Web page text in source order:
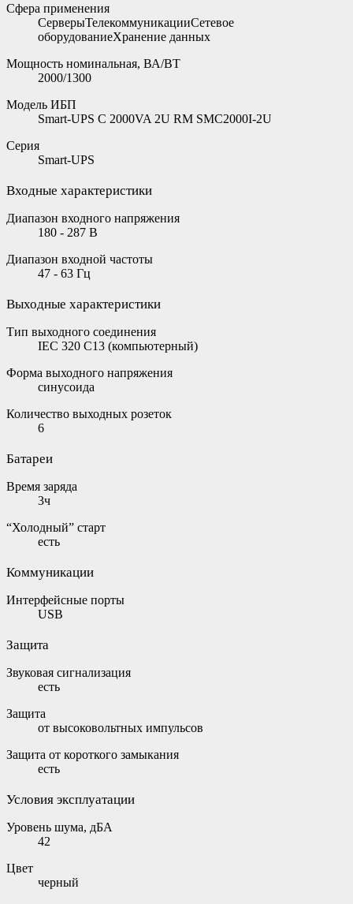
Сфера применения
СерверыТелекоммуникацииСетевое
оборудованиеХранение данных
Мощность номинальная, ВА/ВТ
2000/1300
Модель ИБП
Smart-UPS C 2000VA 2U RM SMC2000I-2U
Серия
Smart-UPS
Входные характеристики
Диапазон входного напряжения
180 - 287 В
Диапазон входной частоты
47 - 63 Гц
Выходные характеристики
Тип выходного соединения
IEC 320 C13 (компьютерный)
Форма выходного напряжения
синусоида
Количество выходных розеток
6
Батареи
Время заряда
3ч
“Холодный” старт
есть
Коммуникации
Интерфейсные порты
USB
Защита
Звуковая сигнализация
есть
Защита
от высоковольтных импульсов
Защита от короткого замыкания
есть
Условия эксплуатации
Уровень шума, дБА
42
Цвет
черный